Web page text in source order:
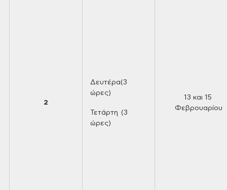
2
Δευτέρα(3
ώρες)
Τετάρτη (3
ώρες)
13 και 15
Φεβρουαρίου